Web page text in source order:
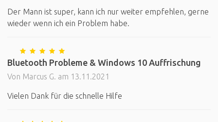
Der Mann ist super, kann ich nur weiter empfehlen, gerne
wieder wenn ich ein Problem habe.
Bluetooth Probleme & Windows 10 Auffrischung
Von Marcus G. am 13.11.2021
Vielen Dank für die schnelle Hilfe